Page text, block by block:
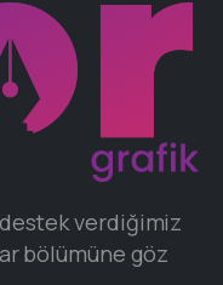
verdiğimiz
bölümüne göz